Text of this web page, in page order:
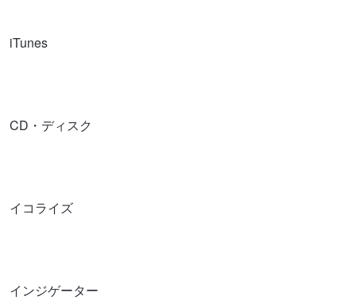
iTunes
CD・ディスク
イコライズ
インジゲーター